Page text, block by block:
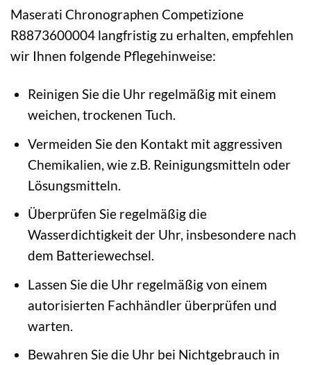
Maserati Chronographen Competizione
R8873600004 langfristig zu erhalten, empfehlen
wir Ihnen folgende Pflegehinweise:
Reinigen Sie die Uhr regelmäßig mit einem
weichen, trockenen Tuch.
Vermeiden Sie den Kontakt mit aggressiven
Chemikalien, wie z.B. Reinigungsmitteln oder
Lösungsmitteln.
Überprüfen Sie regelmäßig die
Wasserdichtigkeit der Uhr, insbesondere nach
dem Batteriewechsel.
Lassen Sie die Uhr regelmäßig von einem
autorisierten Fachhändler überprüfen und
warten.
Bewahren Sie die Uhr bei Nichtgebrauch in